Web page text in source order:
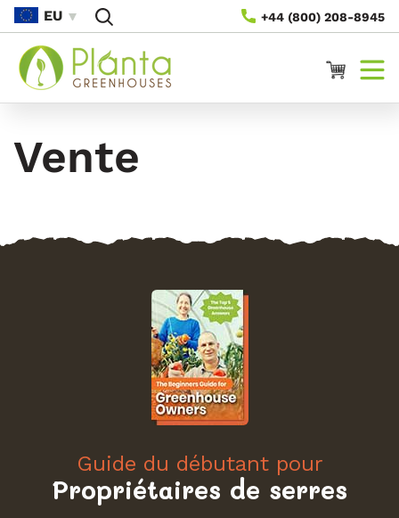
Au
Contenu
+44 (800) 208-8945
EU
Panier
Vente
Guide du débutant pour
Propriétaires de serres